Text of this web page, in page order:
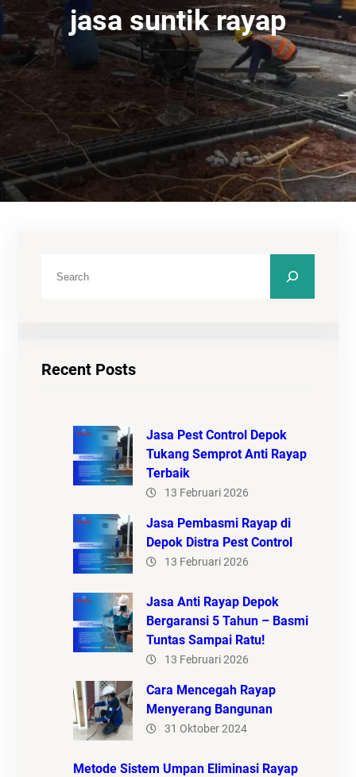
jasa suntik rayap
Recent Posts
Jasa Pest Control Depok
Tukang Semprot Anti Rayap
Terbaik
13 Februari 2026
Jasa Pembasmi Rayap di
Depok Distra Pest Control
13 Februari 2026
Jasa Anti Rayap Depok
Bergaransi 5 Tahun – Basmi
Tuntas Sampai Ratu!
13 Februari 2026
Cara Mencegah Rayap
Menyerang Bangunan
31 Oktober 2024
Metode Sistem Umpan Eliminasi Rayap